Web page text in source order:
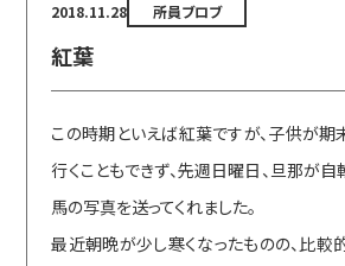
2018.11.28 所員ブロブ
紅葉
この時期といえば紅葉ですが、子供が期
行くこともできず、先週日曜日、旦那が
馬の写真を送ってくれました。
最近朝晩が少し寒くなったものの、比較